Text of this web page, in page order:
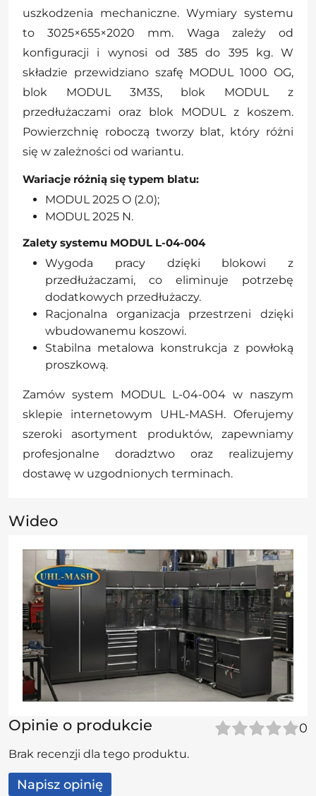
uszkodzenia mechaniczne. Wymiary systemu
to 3025×655×2020 mm. Waga zależy od
konfiguracji i wynosi od 385 do 395 kg. W
składzie przewidziano szafę MODUL 1000 OG,
blok MODUL 3M3S, blok MODUL z
przedłużaczami oraz blok MODUL z koszem.
Powierzchnię roboczą tworzy blat, który różni
się w zależności od wariantu.
Wariacje różnią się typem blatu:
MODUL 2025 O (2.0);
MODUL 2025 N.
Zalety systemu MODUL L-04-004
Wygoda pracy dzięki blokowi z
przedłużaczami, co eliminuje potrzebę
dodatkowych przedłużaczy.
Racjonalna organizacja przestrzeni dzięki
wbudowanemu koszowi.
Stabilna metalowa konstrukcja z powłoką
proszkową.
Zamów system MODUL L-04-004 w naszym
sklepie internetowym UHL-MASH. Oferujemy
szeroki asortyment produktów, zapewniamy
profesjonalne doradztwo oraz realizujemy
dostawę w uzgodnionych terminach.
Wideo
Opinie o produkcie 0
Brak recenzji dla tego produktu.
Napisz opinię